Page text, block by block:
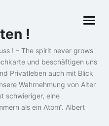
!
! – The spirit never grows
und beschäftigen uns
Privatleben auch mit Blick
Wahrnehmung von Alter
schwieriger, eine
als ein Atom“. Albert
open